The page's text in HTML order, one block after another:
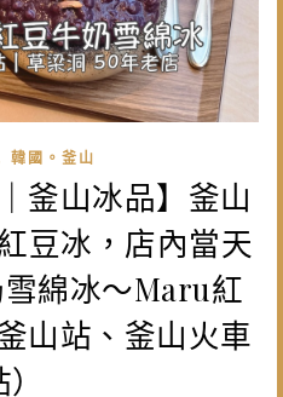
韓國。釜山
釜山冰品】釜山
豆冰，店內當天
綿冰～Maru紅
山站、釜山火車